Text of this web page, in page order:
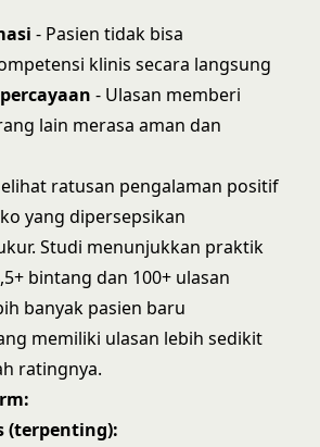
- Pasien tidak bisa
klinis secara langsung
- Ulasan memberi
lain merasa aman dan
ratusan pengalaman positif
yang dipersepsikan
Studi menunjukkan praktik
bintang dan 100+ ulasan
banyak pasien baru
memiliki ulasan lebih sedikit
ratingnya.
(terpenting):